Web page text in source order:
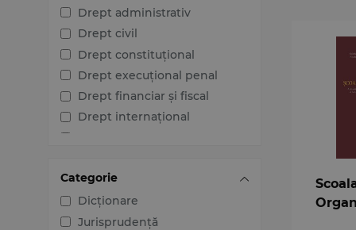
Drept administrativ
Drept civil
Drept constituțional
Drept execuțional penal
Drept financiar și fiscal
Drept internațional
Drept procesual penal
Dreptul afacerilor
Dreptul familiei
Categorie
Dicționare
Jurisprudență